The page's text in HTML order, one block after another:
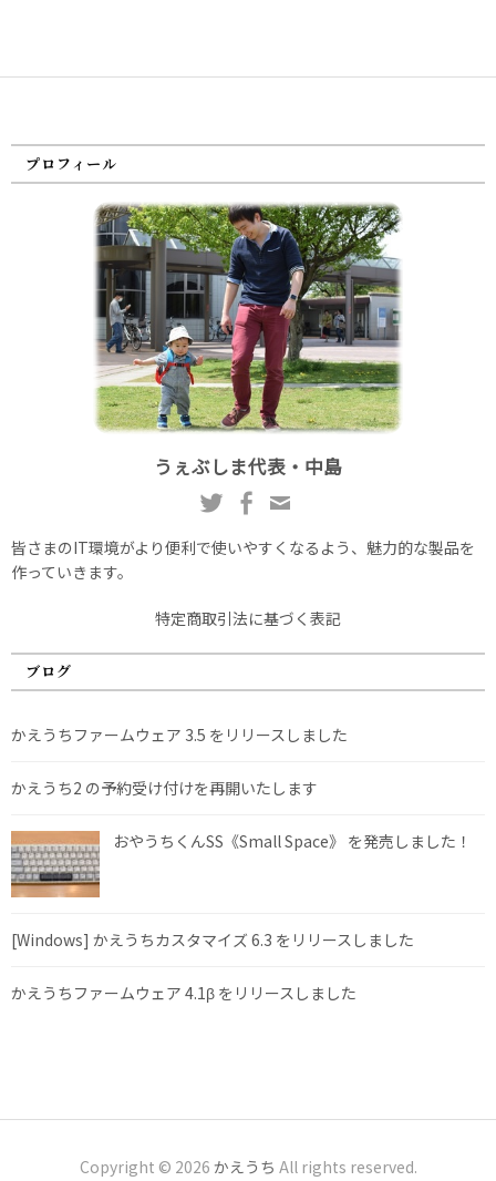
プロフィール
うぇぶしま代表・中島
皆さまのIT環境がより便利で使いやすくなるよう、魅力的な製品を
作っていきます。
特定商取引法に基づく表記
ブログ
かえうちファームウェア 3.5 をリリースしました
かえうち2 の予約受け付けを再開いたします
おやうちくんSS《Small Space》 を発売しました！
[Windows] かえうちカスタマイズ 6.3 をリリースしました
かえうちファームウェア 4.1β をリリースしました
Copyright © 2026 かえうち All rights reserved.